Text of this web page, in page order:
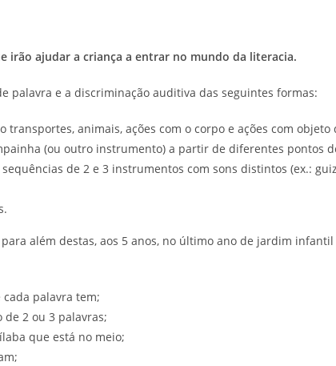
irão ajudar a criança a entrar no mundo da literacia.
palavra e a discriminação auditiva das seguintes formas:
animais, ações com o corpo e ações com
(ou outro instrumento) a partir de diferentes pontos
de 2 e 3 instrumentos com sons distintos (ex.:
além destas, aos 5 anos, no último ano de jardim
palavra tem;
2 ou 3 palavras;
que está no meio;